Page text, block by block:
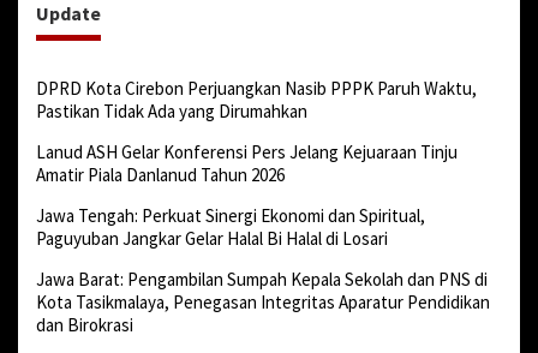
Update
DPRD Kota Cirebon Perjuangkan Nasib PPPK Paruh Waktu,
Pastikan Tidak Ada yang Dirumahkan
Lanud ASH Gelar Konferensi Pers Jelang Kejuaraan Tinju
Amatir Piala Danlanud Tahun 2026
Jawa Tengah: Perkuat Sinergi Ekonomi dan Spiritual,
Paguyuban Jangkar Gelar Halal Bi Halal di Losari
Jawa Barat: Pengambilan Sumpah Kepala Sekolah dan PNS di
Kota Tasikmalaya, Penegasan Integritas Aparatur Pendidikan
dan Birokrasi